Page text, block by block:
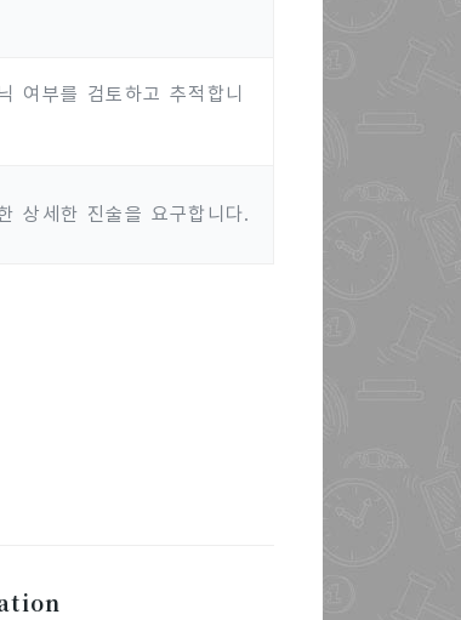
여부를 검토하고 추적합니
상세한 진술을 요구합니다.